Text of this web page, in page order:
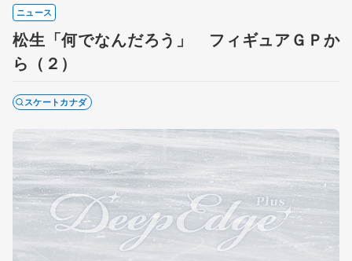
ニュース
松生「何でなんだろう」 フィギュアＧＰか
ら（２）
スケートカナダ